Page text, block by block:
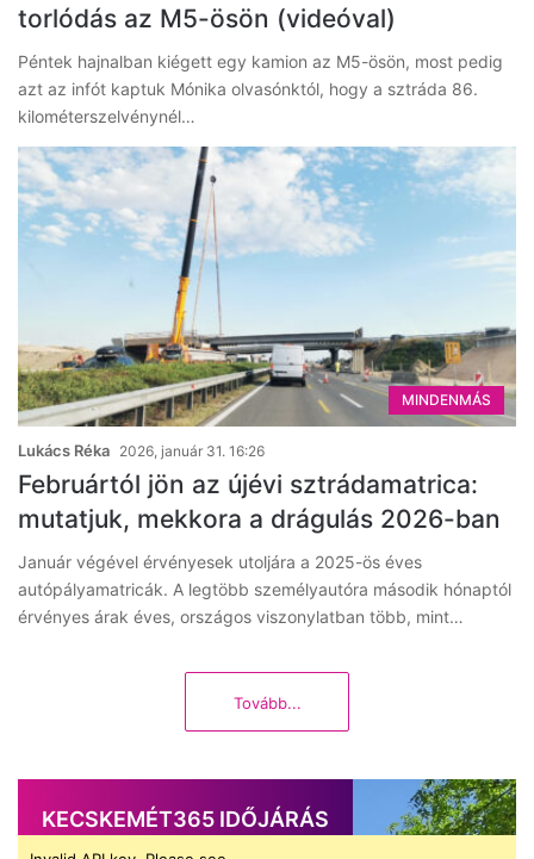
torlódás az M5-ösön (videóval)
Péntek hajnalban kiégett egy kamion az M5-ösön, most pedig
azt az infót kaptuk Mónika olvasónktól, hogy a sztráda 86.
kilométerszelvénynél…
MINDENMÁS
Lukács Réka 2026, január 31. 16:26
Februártól jön az újévi sztrádamatrica:
mutatjuk, mekkora a drágulás 2026-ban
Január végével érvényesek utoljára a 2025-ös éves
autópályamatricák. A legtöbb személyautóra második hónaptól
érvényes árak éves, országos viszonylatban több, mint…
Tovább...
KECSKEMÉT365 IDŐJÁRÁS